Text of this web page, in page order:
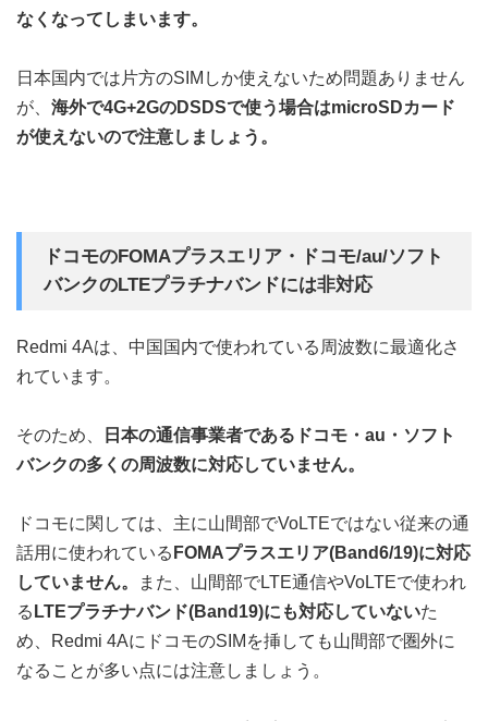
なくなってしまいます。
日本国内では片方のSIMしか使えないため問題ありません
が、 海外で4G+2GのDSDSで使う場合はmicroSDカード
が使えないので注意しましょう。
ドコモのFOMAプラスエリア・ドコモ/au/ソフト
バンクのLTEプラチナバンドには非対応
Redmi 4Aは、中国国内で使われている周波数に最適化さ
れています。
そのため、
日本の通信事業者であるドコモ・au・ソフト
バンクの多くの周波数に対応していません。
ドコモに関しては、主に山間部でVoLTEではない従来の通
話用に使われている FOMAプラスエリア(Band6/19)に対応
していません。
また、山間部でLTE通信やVoLTEで使われ
る LTEプラチナバンド(Band19)にも対応していないた
め、Redmi 4AにドコモのSIMを挿しても山間部で圏外に
なることが多い点には注意しましょう。